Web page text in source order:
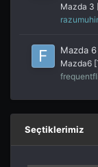
Mazda 3
Mazda
Mazda6
Seçtiklerimiz